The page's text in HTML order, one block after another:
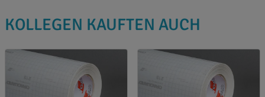
KOLLEGEN KAUFTEN AUCH